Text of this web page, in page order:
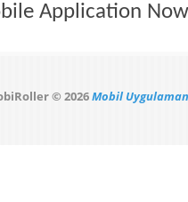
Application Now
© 2026Mobil